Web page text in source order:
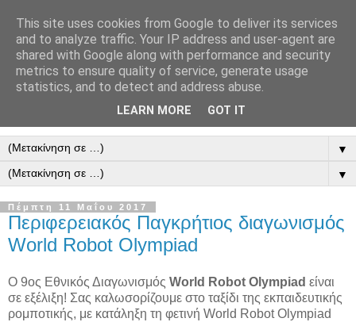
▼
▼
Πέμπτη 11 Μαΐου 2017
Περιφερειακός Παγκρήτιος διαγωνισμός
World Robot Olympiad
Ο 9ος Εθνικός Διαγωνισμός World Robot Olympiad είναι
σε εξέλιξη! Σας καλωσορίζουμε στο ταξίδι της εκπαιδευτικής
ρομποτικής, με κατάληξη τη φετινή World Robot Olympiad
This site uses cookies from Google to deliver its services
and to analyze traffic. Your IP address and user-agent are
shared with Google along with performance and security
metrics to ensure quality of service, generate usage
statistics, and to detect and address abuse.
LEARN MORE GOT IT